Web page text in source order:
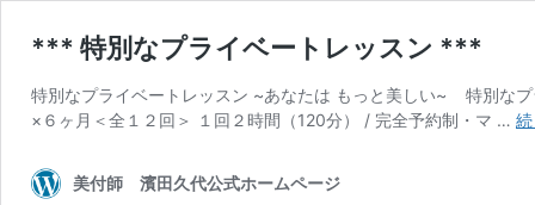
*** 特別なプライベートレッスン ***
特別なプライベートレッスン ~あなたは もっと美しい~ 特別な
×６ヶ月＜全１２回＞ １回２時間（120分） / 完全予約制・マ …
美付師 濱田久代公式ホームページ